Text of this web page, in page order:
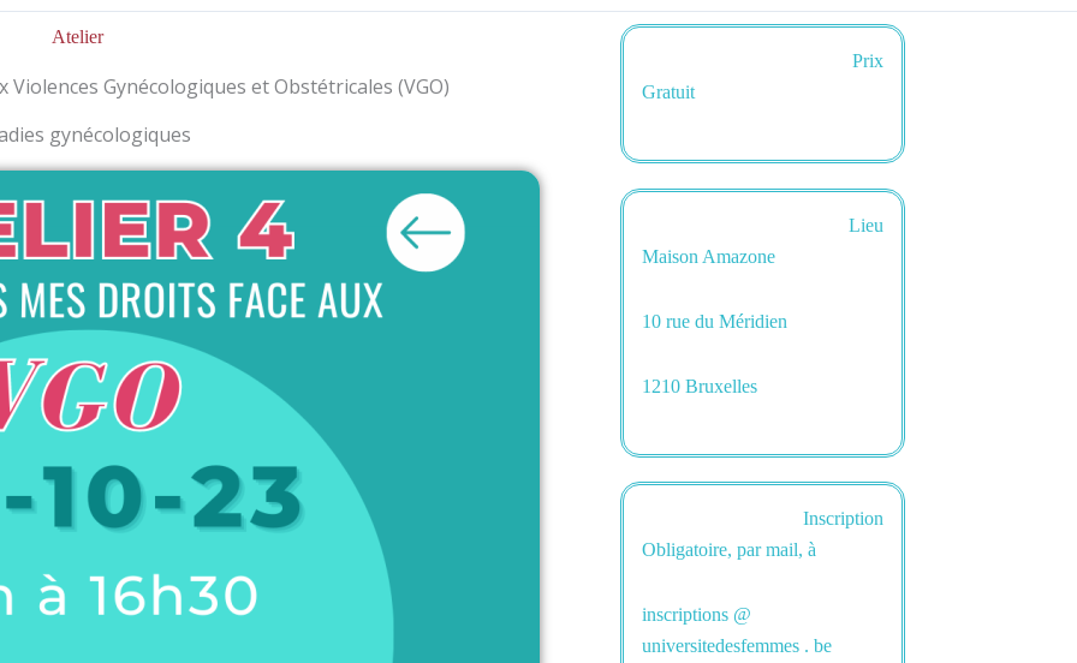
Atelier
Violences Gynécologiques et Obstétricales (VGO)
gynécologiques
Prix
Gratuit
Lieu
Maison Amazone
10 rue du Méridien
1210 Bruxelles
Inscription
Obligatoire, par mail, à
inscriptions @
universitedesfemmes . be